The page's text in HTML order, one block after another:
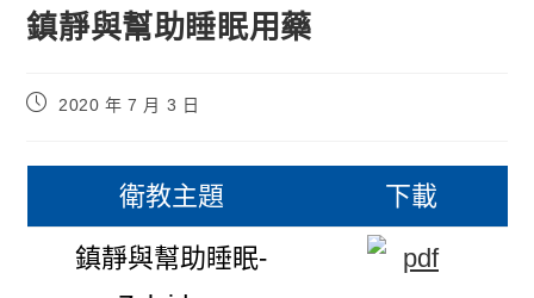
鎮靜與幫助睡眠用藥
2020 年 7 月 3 日
衛教主題 下載
鎮靜與幫助睡眠-